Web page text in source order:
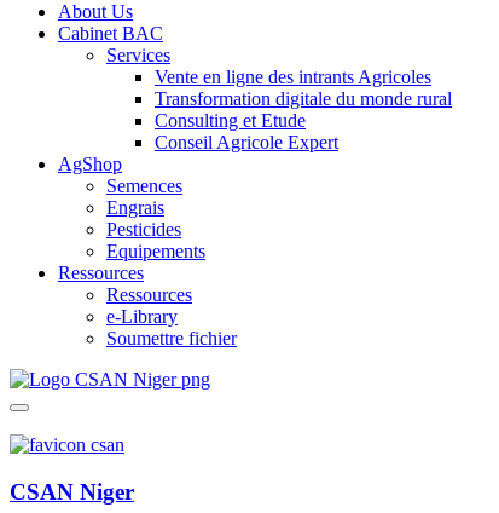
About Us
Cabinet BAC
Services
Vente en ligne des intrants Agricoles
Transformation digitale du monde rural
Consulting et Etude
Conseil Agricole Expert
AgShop
Semences
Engrais
Pesticides
Equipements
Ressources
Ressources
e-Library
Soumettre fichier
CSAN Niger